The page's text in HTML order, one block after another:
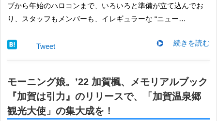
ブから年始のハロコンまで、いろいろと準備が立て込んでお
り、スタッフもメンバーも、イレギュラーな “ニュー…
続きを読む
Tweet
モーニング娘。’22 加賀楓、メモリアルブック
『加賀は引力』のリリースで、「加賀温泉郷
観光大使」の集大成を！